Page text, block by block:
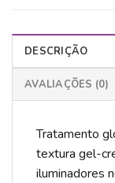
DESCRIÇÃO
AVALIAÇÕES (0)
Tratamento
textura gel-
iluminadores